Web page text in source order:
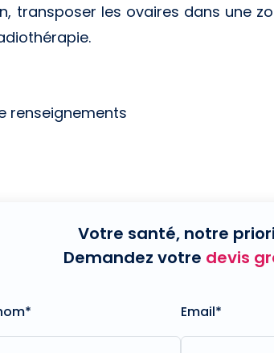
transposer les ovaires dans une
renseignements
Votre santé, notre
Demandez votre devis
Email*